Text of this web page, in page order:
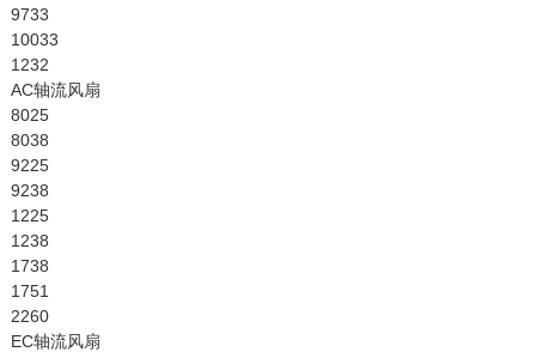
9733
10033
1232
AC轴流风扇
8025
8038
9225
9238
1225
1238
1738
1751
2260
EC轴流风扇